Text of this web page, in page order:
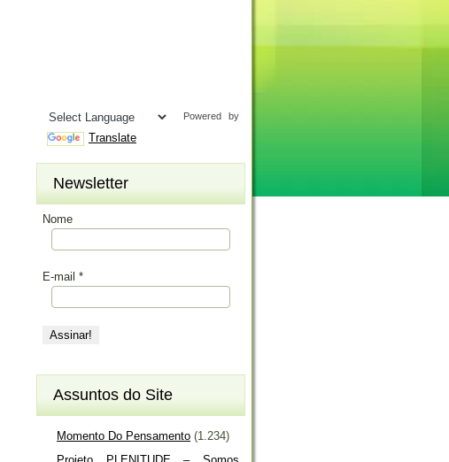
Powered by
Translate
Newsletter
Nome
E-mail *
Assuntos do Site
Momento Do Pensamento (1.234)